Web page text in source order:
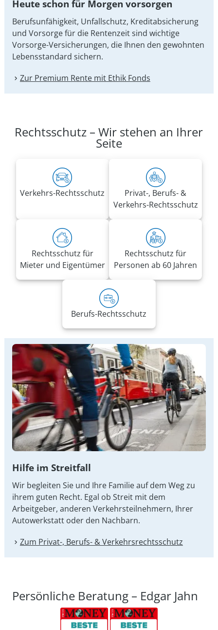
Heute schon für Morgen vorsorgen
Berufsunfähigkeit, Unfallschutz, Kreditabsicherung
und Vorsorge für die Rentenzeit sind wichtige
Vorsorge-Versicherungen, die Ihnen den gewohnten
Lebensstandard sichern.
Zur Premium Rente mit Ethik Fonds
Rechtsschutz – Wir stehen an Ihrer
Seite
Verkehrs-Rechtsschutz
Privat-, Berufs- &
Verkehrs-Rechtsschutz
Rechtsschutz für
Mieter und Eigentümer
Rechtsschutz für
Personen ab 60 Jahren
Berufs-Rechtsschutz
Hilfe im Streitfall
Wir begleiten Sie und Ihre Familie auf dem Weg zu
ihrem guten Recht. Egal ob Streit mit dem
Arbeitgeber, anderen Verkehrsteilnehmern, Ihrer
Autowerkstatt oder den Nachbarn.
Zum Privat-, Berufs- & Verkehrsrechtsschutz
Persönliche Beratung – Edgar Jahn